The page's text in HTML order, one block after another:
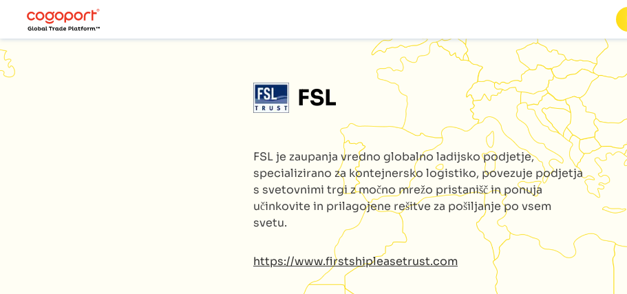
FSL
FSLje zaupanja vredno globalno ladijsko podjetje,
specializirano za kontejnersko logistiko, povezuje podjetja
s svetovnimi trgi z močno mrežo pristanišč in ponuja
učinkovite in prilagojene rešitve za pošiljanje po vsem
svetu.
https://www.firstshipleasetrust.com